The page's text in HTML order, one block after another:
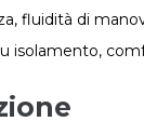
fluidità di
isolamento,